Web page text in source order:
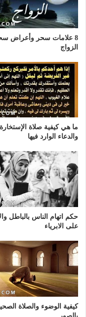
8 علامات سحر وأعراض
الزواج
ما هي كيفية صلاة الإستخارة
والدعاء الوارد فيها
حكم اتهام الناس بالباطل
على الابرياء
كيفية الوضوء والصلاة